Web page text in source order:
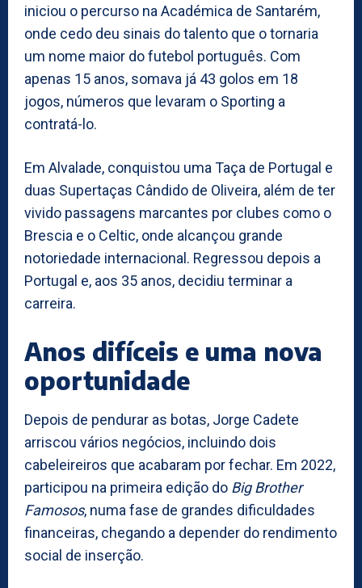
iniciou o percurso na Académica de Santarém,
onde cedo deu sinais do talento que o tornaria
um nome maior do futebol português. Com
apenas 15 anos, somava já 43 golos em 18
jogos, números que levaram o Sporting a
contratá-lo.
Em Alvalade, conquistou uma Taça de Portugal e
duas Supertaças Cândido de Oliveira, além de ter
vivido passagens marcantes por clubes como o
Brescia e o Celtic, onde alcançou grande
notoriedade internacional. Regressou depois a
Portugal e, aos 35 anos, decidiu terminar a
carreira.
Anos difíceis e uma nova
oportunidade
Depois de pendurar as botas, Jorge Cadete
arriscou vários negócios, incluindo dois
cabeleireiros que acabaram por fechar. Em 2022,
participou na primeira edição do Big Brother
Famosos, numa fase de grandes dificuldades
financeiras, chegando a depender do rendimento
social de inserção.